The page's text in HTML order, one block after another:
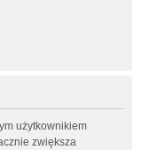
użytkownikiem
zwiększa